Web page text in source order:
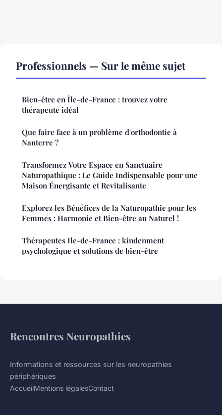
Professionnels — Sur le même sujet
Bien-être en Île-de-France : trouvez votre
thérapeute idéal
Que faire face à un problème d'orthodontie à
Nanterre ?
Transformez Votre Espace en Sanctuaire
Naturopathique : Le Guide Indispensable pour une
Maison Énergisante et Revitalisante
Explorez les Bénéfices de la Naturopathie pour les
Femmes : Harmonie et Bien-être au Naturel !
Thérapeutes Ile-de-France : kindenment
psychologique et solutions de bien-être
Rencontres Neuropathies
Informations et ressources sur les neuropathies
périphériques
AccueilMentions légalesContact